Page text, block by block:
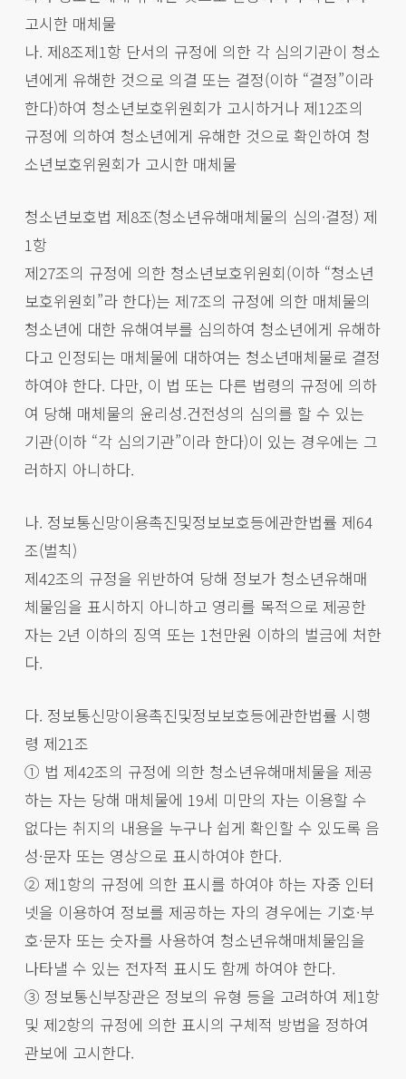
고시한 매체물
나. 제8조제1항 단서의 규정에 의한 각 심의기관이 청소
년에게 유해한 것으로 의결 또는 결정(이하 “결정”이라
한다)하여 청소년보호위원회가 고시하거나 제12조의
규정에 의하여 청소년에게 유해한 것으로 확인하여 청
소년보호위원회가 고시한 매체물
청소년보호법 제8조(청소년유해매체물의 심의·결정) 제
1항
제27조의 규정에 의한 청소년보호위원회(이하 “청소년
보호위원회”라 한다)는 제7조의 규정에 의한 매체물의
청소년에 대한 유해여부를 심의하여 청소년에게 유해하
다고 인정되는 매체물에 대하여는 청소년매체물로 결정
하여야 한다. 다만, 이 법 또는 다른 법령의 규정에 의하
여 당해 매체물의 윤리성.건전성의 심의를 할 수 있는
기관(이하 “각 심의기관”이라 한다)이 있는 경우에는 그
러하지 아니하다.
나. 정보통신망이용촉진및정보보호등에관한법률 제64
조(벌칙)
제42조의 규정을 위반하여 당해 정보가 청소년유해매
체물임을 표시하지 아니하고 영리를 목적으로 제공한
자는 2년 이하의 징역 또는 1천만원 이하의 벌금에 처한
다.
다. 정보통신망이용촉진및정보보호등에관한법률 시행
령 제21조
① 법 제42조의 규정에 의한 청소년유해매체물을 제공
하는 자는 당해 매체물에 19세 미만의 자는 이용할 수
없다는 취지의 내용을 누구나 쉽게 확인할 수 있도록 음
성·문자 또는 영상으로 표시하여야 한다.
② 제1항의 규정에 의한 표시를 하여야 하는 자중 인터
넷을 이용하여 정보를 제공하는 자의 경우에는 기호·부
호·문자 또는 숫자를 사용하여 청소년유해매체물임을
나타낼 수 있는 전자적 표시도 함께 하여야 한다.
③ 정보통신부장관은 정보의 유형 등을 고려하여 제1항
및 제2항의 규정에 의한 표시의 구체적 방법을 정하여
관보에 고시한다.